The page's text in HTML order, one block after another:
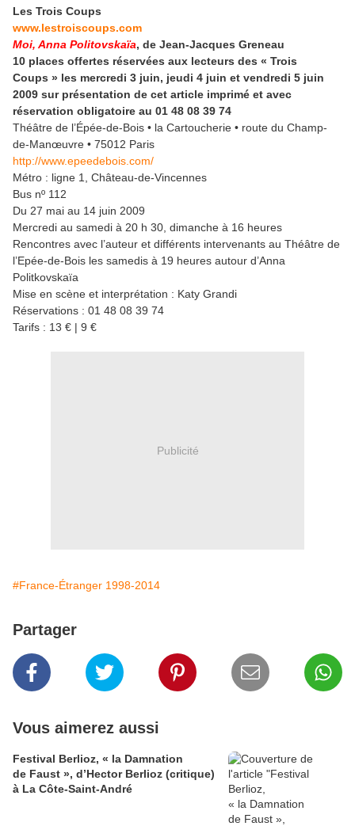
Les Trois Coups
www.lestroiscoups.com
Moi, Anna Politovskaïa, de Jean-Jacques Greneau
10 places offertes réservées aux lecteurs des « Trois
Coups » les mercredi 3 juin, jeudi 4 juin et vendredi 5 juin
2009 sur présentation de cet article imprimé et avec
réservation obligatoire au 01 48 08 39 74
Théâtre de l’Épée-de-Bois • la Cartoucherie • route du Champ-
de-Manœuvre • 75012 Paris
http://www.epeedebois.com/
Métro : ligne 1, Château-de-Vincennes
Bus nº 112
Du 27 mai au 14 juin 2009
Mercredi au samedi à 20 h 30, dimanche à 16 heures
Rencontres avec l’auteur et différents intervenants au Théâtre de
l’Epée-de-Bois les samedis à 19 heures autour d’Anna
Politkovskaïa
Mise en scène et interprétation : Katy Grandi
Réservations : 01 48 08 39 74
Tarifs : 13 € | 9 €
Publicité
#France-Étranger 1998-2014
Partager
Vous aimerez aussi
Festival Berlioz, « la Damnation
de Faust », d’Hector Berlioz (critique)
à La Côte‑Saint‑André